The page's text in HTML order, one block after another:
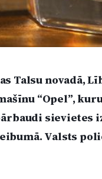
Talsu novadā,
“Opel”,
sievietes
Valsts